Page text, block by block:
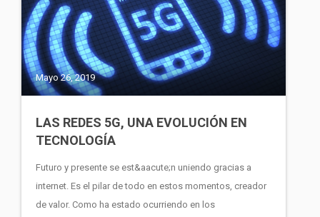
Mayo 26, 2019
LAS REDES 5G, UNA EVOLUCIÓN EN
TECNOLOGÍA
Futuro y presente se est&aacute;n uniendo gracias a
internet. Es el pilar de todo en estos momentos, creador
de valor. Como ha estado ocurriendo en los